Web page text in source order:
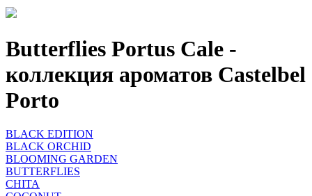
Butterflies Portus Cale -
коллекция ароматов Castelbel
Porto
BLACK EDITION
BLACK ORCHID
BLOOMING GARDEN
BUTTERFLIES
CHITA